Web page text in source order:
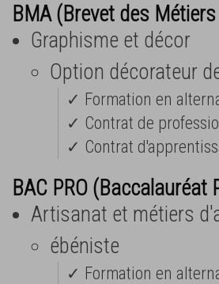
BMA (Brevet des
Graphisme et décor
Option décorateur
✓ Formation en
✓ Contrat de
✓ Contrat
BAC PRO
Artisanat et métiers
ébéniste
✓ Formation en